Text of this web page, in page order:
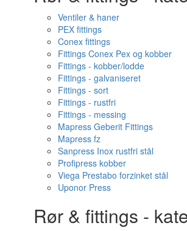
Ventiler & haner
PEX fittings
Conex fittings
Fittings Conex Pex og kobber
Fittings - kobber/lodde
Fittings - galvaniseret
Fittings - sort
Fittings - rustfri
Fittings - messing
Mapress Geberit Fittings
Mapress fz
Sanpress Inox rustfri stål
Profipress kobber
Viega Prestabo forzinket stål
Uponor Press
Rør & fittings -